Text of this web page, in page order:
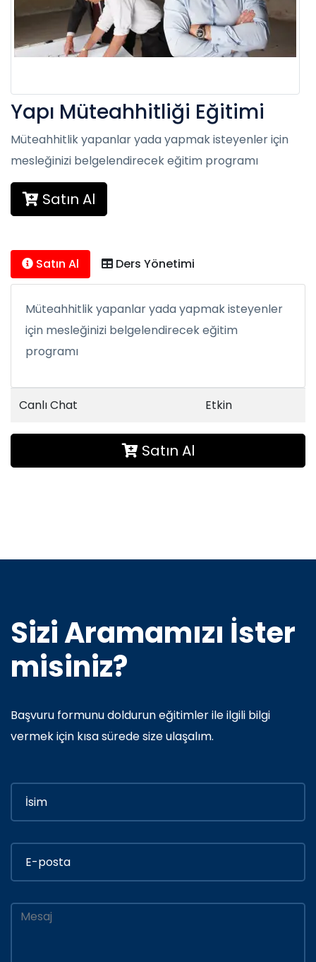
Yapı Müteahhitliği Eğitimi
Müteahhitlik yapanlar yada yapmak isteyenler için
mesleğinizi belgelendirecek eğitim programı
Satın Al
Satın Al Ders Yönetimi
Müteahhitlik yapanlar yada yapmak isteyenler
için mesleğinizi belgelendirecek eğitim
programı
Canlı Chat Etkin
Satın Al
Sizi Aramamızı İster
misiniz?
Başvuru formunu doldurun eğitimler ile ilgili bilgi
vermek için kısa sürede size ulaşalım.